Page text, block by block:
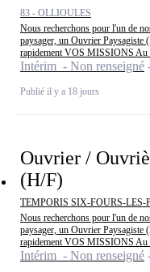
83 - OLLIOULES
Nous recherchons pour l'un de
paysager, un Ouvrier Paysagiste
rapidement VOS MISSIONS Au
Intérim - Non renseigné
Publié il y a 18 jours
Ouvrier /
(H/F)
TEMPORIS SIX-FOURS-
Nous recherchons pour l'un de
paysager, un Ouvrier Paysagiste
rapidement VOS MISSIONS Au
Intérim - Non renseigné